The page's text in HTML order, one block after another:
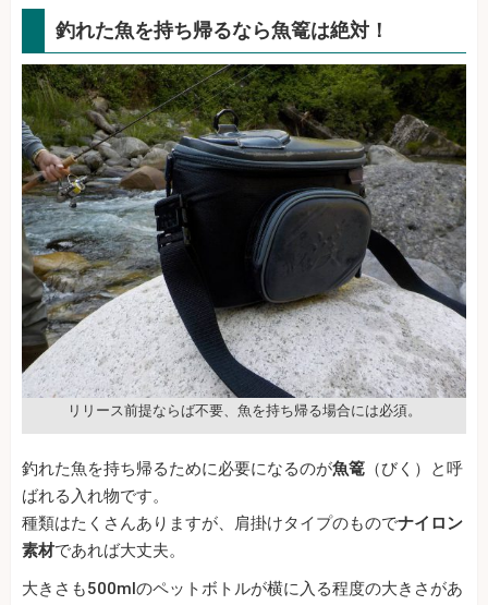
釣れた魚を持ち帰るなら魚篭は絶対！
リリース前提ならば不要、魚を持ち帰る場合には必須。
釣れた魚を持ち帰るために必要になるのが魚篭 （びく）と呼
ばれる入れ物です。
種類はたくさんありますが、肩掛けタイプのものでナイロン
素材であれば大丈夫。
大きさも500mlのペットボトルが横に入る程度の大きさがあ